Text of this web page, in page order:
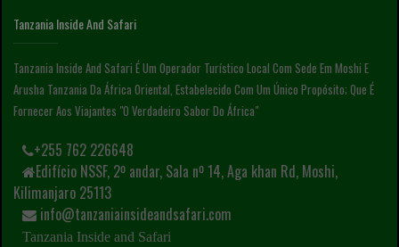
Tanzania Inside And Safari
Tanzania Inside And Safari É Um Operador Turístico Local Com Sede Em Moshi E
Arusha Tanzania Da África Oriental, Estabelecido Com Um Único Propósito; Que É
Fornecer Aos Viajantes "o Verdadeiro Sabor Do África"
+255 762 226648
Edifício NSSF, 2º andar, Sala nº 14, Aga khan Rd, Moshi,
Kilimanjaro 25113
info@tanzaniainsideandsafari.com
Tanzania Inside and Safari